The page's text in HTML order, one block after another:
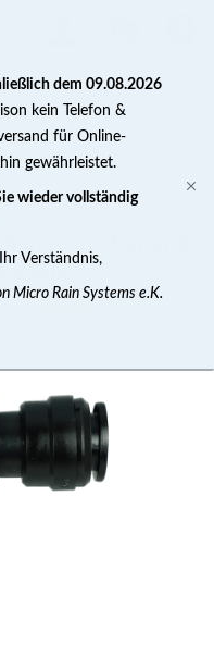
dem 09.08.2026
kein Telefon &
für Online-
gewährleistet.
wieder vollständig
Verständnis,
Micro Rain Systems e.K.